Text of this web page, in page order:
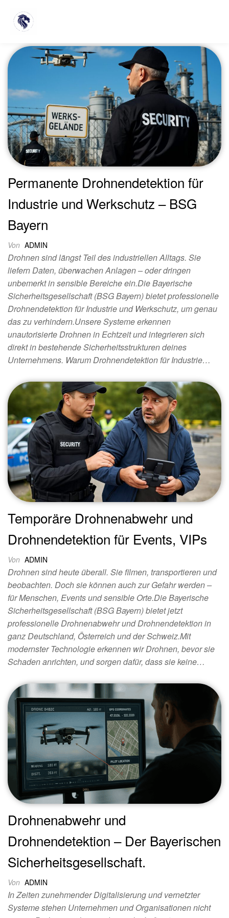
Kategorie:
Permanente Drohnendetektion für
Industrie und Werkschutz – BSG
Bayern
Von ADMIN
Drohnen sind längst Teil des industriellen Alltags. Sie
liefern Daten, überwachen Anlagen – oder dringen
unbemerkt in sensible Bereiche ein.Die Bayerische
Sicherheitsgesellschaft (BSG Bayern) bietet professionelle
Drohnendetektion für Industrie und Werkschutz, um genau
das zu verhindern.Unsere Systeme erkennen
unautorisierte Drohnen in Echtzeit und integrieren sich
direkt in bestehende Sicherheitsstrukturen deines
Unternehmens. Warum Drohnendetektion für Industrie…
Temporäre Drohnenabwehr und
Drohnendetektion für Events, VIPs
Von ADMIN
Drohnen sind heute überall. Sie filmen, transportieren und
beobachten. Doch sie können auch zur Gefahr werden –
für Menschen, Events und sensible Orte.Die Bayerische
Sicherheitsgesellschaft (BSG Bayern) bietet jetzt
professionelle Drohnenabwehr und Drohnendetektion in
ganz Deutschland, Österreich und der Schweiz.Mit
modernster Technologie erkennen wir Drohnen, bevor sie
Schaden anrichten, und sorgen dafür, dass sie keine…
Drohnenabwehr und
Drohnendetektion – Der Bayerischen
Sicherheitsgesellschaft.
Von ADMIN
In Zeiten zunehmender Digitalisierung und vernetzter
Systeme stehen Unternehmen und Organisationen nicht